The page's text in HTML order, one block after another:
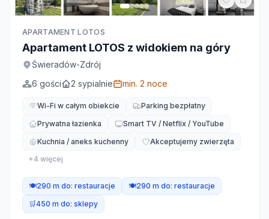
APARTAMENT LOTOS
Apartament LOTOS z widokiem na góry
Świeradów-Zdrój
6 gości 2 sypialnie min. 2 noce
Wi-Fi w całym obiekcie
Parking bezpłatny
Prywatna łazienka
Smart TV / Netflix / YouTube
Kuchnia / aneks kuchenny
Akceptujemy zwierzęta
+4 więcej
🍽️290 m do: restauracje 🍽️290 m do: restauracje
🛒450 m do: sklepy